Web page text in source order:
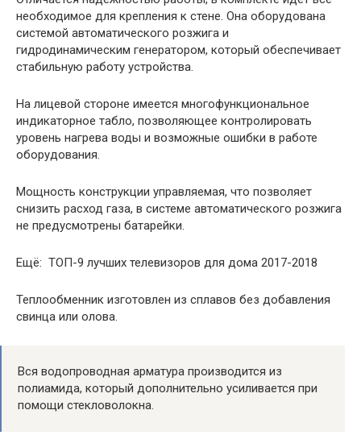
необходимое для крепления к стене. Она оборудована
системой автоматического розжига и
гидродинамическим генератором, который обеспечивает
стабильную работу устройства.
На лицевой стороне имеется многофункциональное
индикаторное табло, позволяющее контролировать
уровень нагрева воды и возможные ошибки в работе
оборудования.
Мощность конструкции управляемая, что позволяет
снизить расход газа, в системе автоматического розжига
не предусмотрены батарейки.
Ещё: ТОП-9 лучших телевизоров для дома 2017-2018
Теплообменник изготовлен из сплавов без добавления
свинца или олова.
Вся водопроводная арматура производится из
полиамида, который дополнительно усиливается при
помощи стекловолокна.